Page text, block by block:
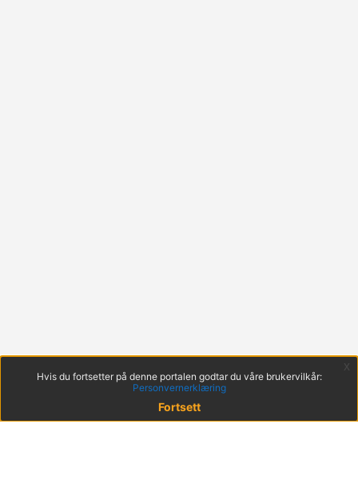
Hvis du fortsetter på denne portalen godtar du våre brukervilkår:
Personvernerklæring
Fortsett
x